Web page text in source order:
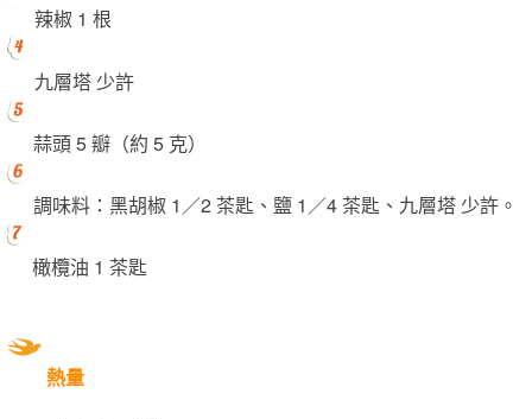
辣椒 1 根
九層塔 少許
蒜頭 5 瓣（約 5 克）
調味料：黑胡椒 1／2 茶匙、鹽 1／4 茶匙、九層塔 少許。
橄欖油 1 茶匙
熱量